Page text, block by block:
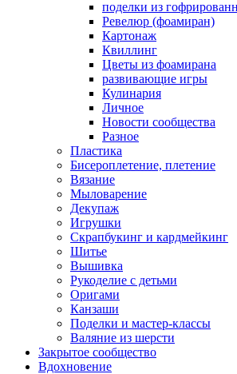
поделки из
Ревелюр (фоамиран)
Картонаж
Квиллинг
Цветы из фоамирана
развивающие игры
Кулинария
Личное
Новости сообщества
Разное
Пластика
Бисероплетение, плетение
Вязание
Мыловарение
Декупаж
Игрушки
Скрапбукинг и кардмейкинг
Шитье
Вышивка
Рукоделие с детьми
Оригами
Канзаши
Поделки и мастер-классы
Валяние из шерсти
Закрытое сообщество
Вдохновение